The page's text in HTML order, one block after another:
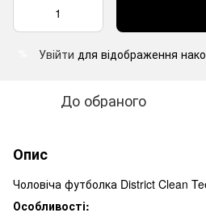
Увійти для відображення
До обраного
Опис
Чоловіча футболка District Clean
Особливості: